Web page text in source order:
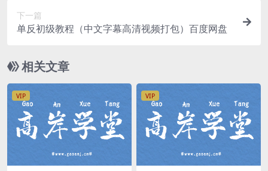
下一篇
单反初级教程（中文字幕高清视频打包）百度网盘
相关文章
VIP VIP